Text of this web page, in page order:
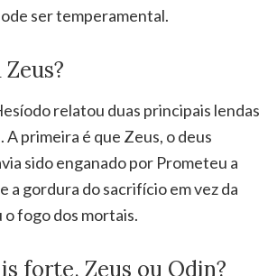
ser temperamental.
relatou duas principais lendas
primeira é que Zeus, o deus
sido enganado por Prometeu a
a gordura do sacrifício em vez da
fogo dos mortais.
forte, Zeus ou Odin?